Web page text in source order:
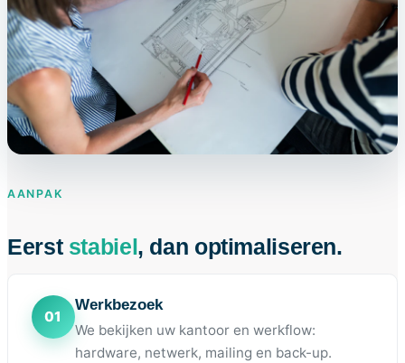
AANPAK
Eerst stabiel, dan optimaliseren.
Werkbezoek
We bekijken uw kantoor en werkflow:
hardware, netwerk, mailing en back-up.